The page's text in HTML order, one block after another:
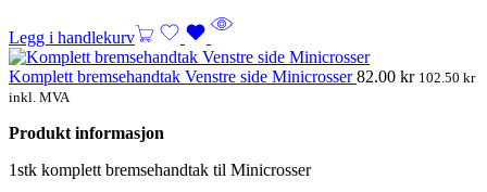
Legg i handlekurv
Komplett bremsehandtak Venstre side Minicrosser82.00 kr 102.50 kr
inkl. MVA
Produkt informasjon
1stk komplett bremsehandtak til Minicrosser